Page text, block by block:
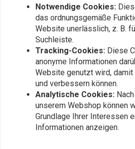
Immer auf dem
Abonnieren
Notwendige Cookies:
das ordnungsgemäße
Website unerlässlich, z. B.
Suchleiste.
Tracking-Cookies: Diese
anonyme Informationen
Website genutzt wird,
und verbessern können.
Analytische Cookies:
unserem Webshop können
Grundlage Ihrer Interessen
Informationen anzeigen.